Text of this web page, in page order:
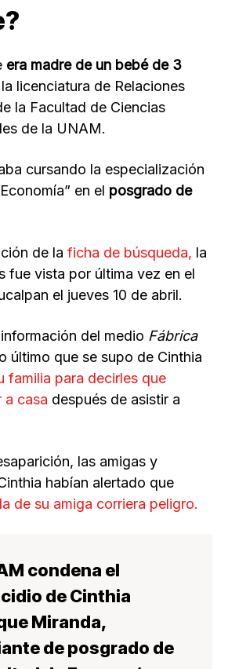
era madre de un bebé de 3
licenciatura de Relaciones
la Facultad de Ciencias
de la UNAM.
cursando la especialización
en el posgrado de
de la ficha de búsqueda, la
fue vista por última vez en el
el jueves 10 de abril.
del medio Fábrica
último que se supo de Cinthia
familia para decirles que
a casa después de asistir a
las amigas y
habían alertado que
de su amiga corriera peligro.
condena el
de Cinthia
Miranda,
de posgrado de